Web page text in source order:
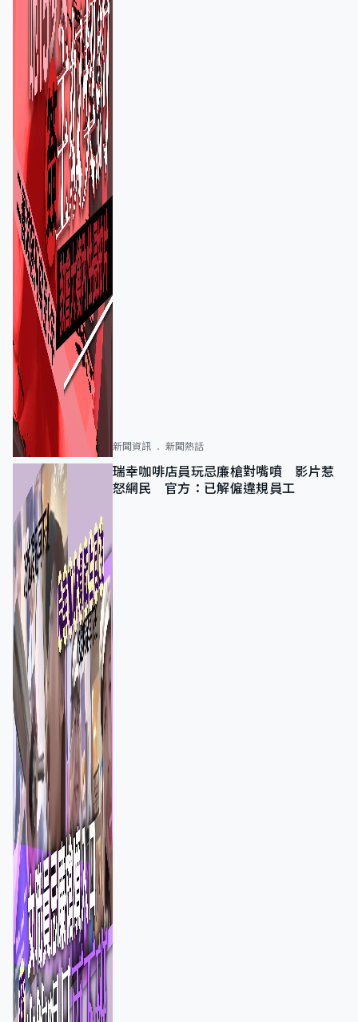
新聞資訊 新聞熱話
瑞幸咖啡店員玩忌廉槍對嘴噴 影片惹
怒網民 官方：已解僱違規員工